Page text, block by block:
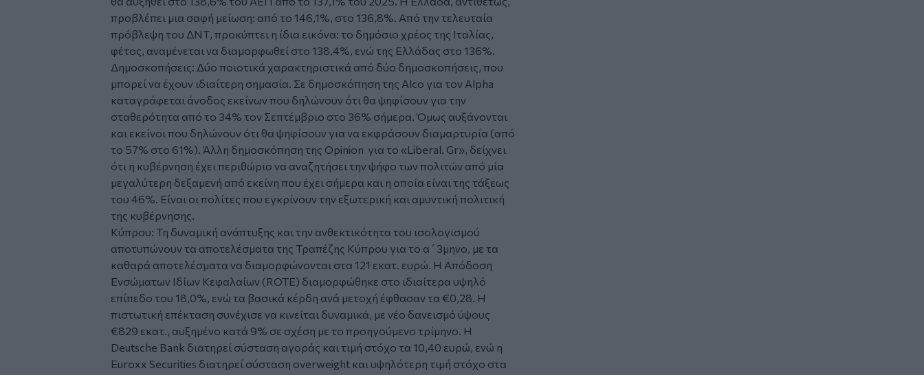
προβλέπει μια σαφή μείωση: από το 146,1%, στο 136,8%. Από την τελευταία
πρόβλεψη του ΔΝΤ, προκύπτει η ίδια εικόνα: το δημόσιο χρέος της Ιταλίας,
φέτος, αναμένεται να διαμορφωθεί στο 138,4%, ενώ της Ελλάδας στο 136%.
Δημοσκοπήσεις: Δύο ποιοτικά χαρακτηριστικά από δύο δημοσκοπήσεις, που
μπορεί να έχουν ιδιαίτερη σημασία. Σε δημοσκόπηση της Alco για τον Alpha
καταγράφεται άνοδος εκείνων που δηλώνουν ότι θα ψηφίσουν για την
σταθερότητα από το 34% τον Σεπτέμβριο στο 36% σήμερα. Όμως αυξάνονται
και εκείνοι που δηλώνουν ότι θα ψηφίσουν για να εκφράσουν διαμαρτυρία (από
το 57% στο 61%). Άλλη δημοσκόπηση της Opinion για το «Liberal. Gr», δείχνει
ότι η κυβέρνηση έχει περιθώριο να αναζητήσει την ψήφο των πολιτών από μία
μεγαλύτερη δεξαμενή από εκείνη που έχει σήμερα και η οποία είναι της τάξεως
του 46%. Είναι οι πολίτες που εγκρίνουν την εξωτερική και αμυντική πολιτική
της κυβέρνησης.
Κύπρου: Τη δυναμική ανάπτυξης και την ανθεκτικότητα του ισολογισμού
αποτυπώνουν τα αποτελέσματα της Τραπέζης Κύπρου για το α΄3μηνο, με τα
καθαρά αποτελέσματα να διαμορφώνονται στα 121 εκατ. ευρώ. Η Απόδοση
Ενσώματων Ιδίων Κεφαλαίων (ROTE) διαμορφώθηκε στο ιδιαίτερα υψηλό
επίπεδο του 18,0%, ενώ τα βασικά κέρδη ανά μετοχή έφθασαν τα €0,28. Η
πιστωτική επέκταση συνέχισε να κινείται δυναμικά, με νέο δανεισμό ύψους
€829 εκατ., αυξημένο κατά 9% σε σχέση με το προηγούμενο τρίμηνο. Η
Deutsche Bank διατηρεί σύσταση αγοράς και τιμή στόχο τα 10,40 ευρώ, ενώ η
Euroxx Securities διατηρεί σύσταση overweight και υψηλότερη τιμή στόχο στα